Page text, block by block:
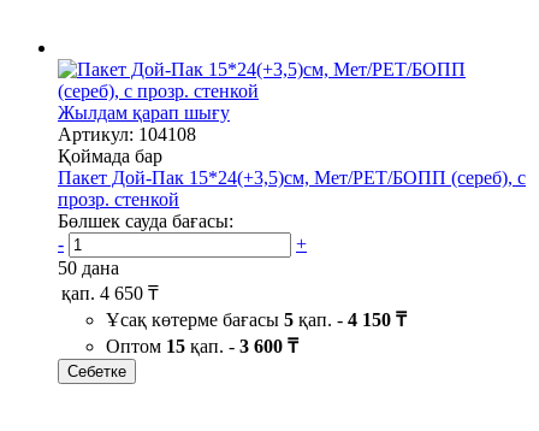
Жылдам қарап шығу
Артикул: 104108
Қоймада бар
Пакет Дой-Пак 15*24(+3,5)см, Мет/PET/БОПП (сереб), с
прозр. стенкой
Бөлшек сауда бағасы:
-
+
50 дана
қап. 4 650 ₸
Ұсақ көтерме бағасы 5 қап. - 4 150 ₸
Оптом 15 қап. - 3 600 ₸
Себетке